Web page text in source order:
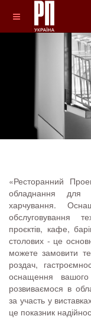
«Ресторанний
обладнання для
харчування.
обслуговування
проєктів, кафе,
столових - це
можете замовити
роздач,
оснащення
розвиваємося в
за участь у
це показник